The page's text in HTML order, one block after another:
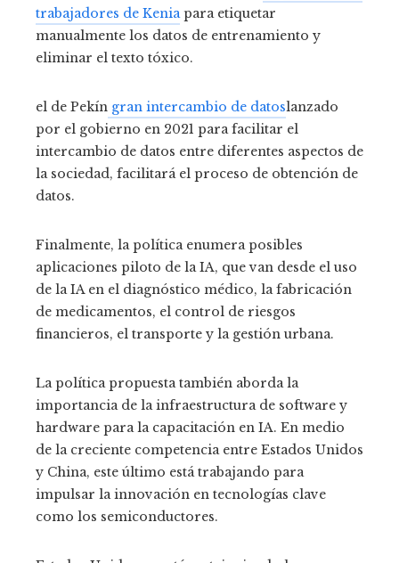
trabajadores de Keniapara etiquetar
manualmente los datos de entrenamiento y
eliminar el texto tóxico.
el de Pekín gran intercambio de datoslanzado
por el gobierno en 2021 para facilitar el
intercambio de datos entre diferentes aspectos de
la sociedad, facilitará el proceso de obtención de
datos.
Finalmente, la política enumera posibles
aplicaciones piloto de la IA, que van desde el uso
de la IA en el diagnóstico médico, la fabricación
de medicamentos, el control de riesgos
financieros, el transporte y la gestión urbana.
La política propuesta también aborda la
importancia de la infraestructura de software y
hardware para la capacitación en IA. En medio
de la creciente competencia entre Estados Unidos
y China, este último está trabajando para
impulsar la innovación en tecnologías clave
como los semiconductores.